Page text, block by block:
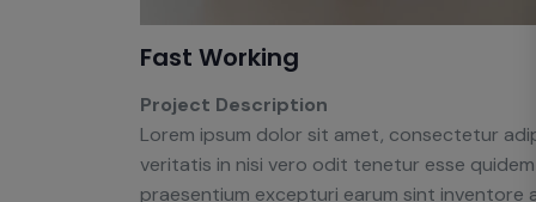
Fast Working
Project Description
Lorem ipsum dolor sit amet, consectetur
veritatis in nisi vero odit tenetur esse
praesentium excepturi earum sint inventore